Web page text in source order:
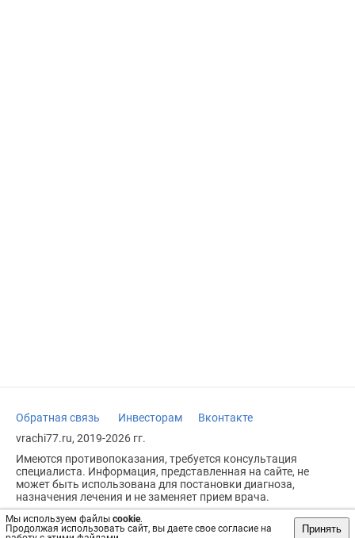
Мы используем файлы cookie.
Продолжая использовать сайт, вы даете свое согласие на
Принять
Обратная связь Инвесторам
Вконтакте
vrachi77.ru, 2019-2026 гг.
Имеются противопоказания, требуется консультация
специалиста. Информация, представленная на сайте, не
может быть использована для постановки диагноза,
назначения лечения и не заменяет прием врача.
Возрастное ограничение: 18+